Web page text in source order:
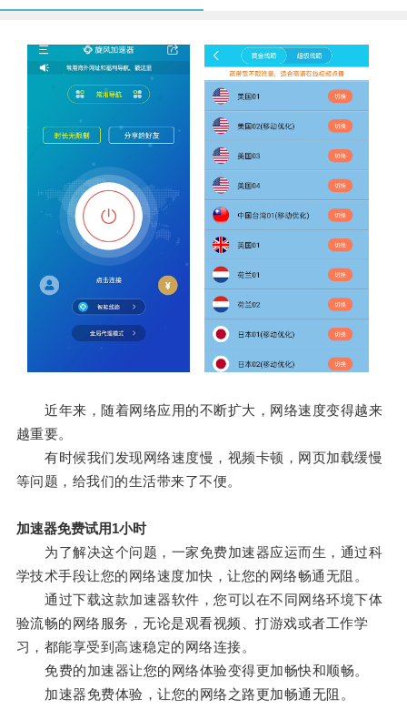
近年来，随着网络应用的不断扩大，网络速度变得越来
越重要。
有时候我们发现网络速度慢，视频卡顿，网页加载缓慢
等问题，给我们的生活带来了不便。
加速器免费试用1小时
为了解决这个问题，一家免费加速器应运而生，通过科
学技术手段让您的网络速度加快，让您的网络畅通无阻。
通过下载这款加速器软件，您可以在不同网络环境下体
验流畅的网络服务，无论是观看视频、打游戏或者工作学
习，都能享受到高速稳定的网络连接。
免费的加速器让您的网络体验变得更加畅快和顺畅。
加速器免费体验，让您的网络之路更加畅通无阻。